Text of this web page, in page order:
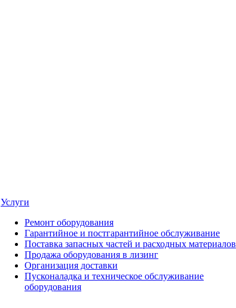
Услуги
Ремонт оборудования
Гарантийное и постгарантийное обслуживание
Поставка запасных частей и расходных материалов
Продажа оборудования в лизинг
Организация доставки
Пусконаладка и техническое обслуживание
оборудования